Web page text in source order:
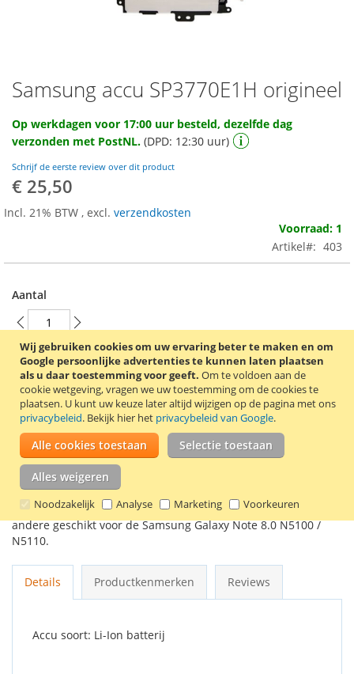
Wij gebruiken cookies om uw ervaring beter te maken en om
Google persoonlijke advertenties te kunnen laten plaatsen
als u daar toestemming voor geeft. Om te voldoen aan de
cookie wetgeving, vragen we uw toestemming om de cookies te
plaatsen. U kunt uw keuze later altijd wijzigen op de pagina met ons
privacybeleid. Bekijk hier het privacybeleid van Google.
Alle cookies toestaan Selectie toestaan
Alles weigeren
Noodzakelijk Analyse Marketing Voorkeuren
Ga
naar
het
begin
van
de
afbeeldingen-
gallerij
Samsung accu SP3770E1H origineel
Op werkdagen voor 17:00 uur besteld, dezelfde dag
verzonden met PostNL. (DPD: 12:30 uur)
Schrijf de eerste review over dit product
€ 25,50
Incl. 21% BTW , excl. verzendkosten
Voorraad: 1
Artikel
403
Aantal
In Winkelwagen
VOEG TOE AAN VERLANGLIJST
TOEVOEGEN OM TE VERGELIJKEN
Originele Samsung accu SP3770E1H. Deze accu is onder
andere geschikt voor de Samsung Galaxy Note 8.0 N5100 /
N5110.
Details Productkenmerken Reviews
Accu soort: Li-Ion batterij